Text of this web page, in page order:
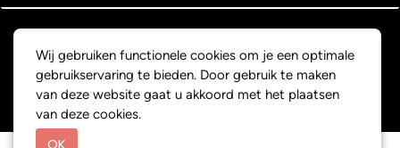
Wij gebruiken functionele cookies om je een optimale
gebruikservaring te bieden. Door gebruik te maken
van deze website gaat u akkoord met het plaatsen
van deze cookies.
OK
Algemene voorwaarden
Privacyverklaring
Webdesign BEWISE Solutions